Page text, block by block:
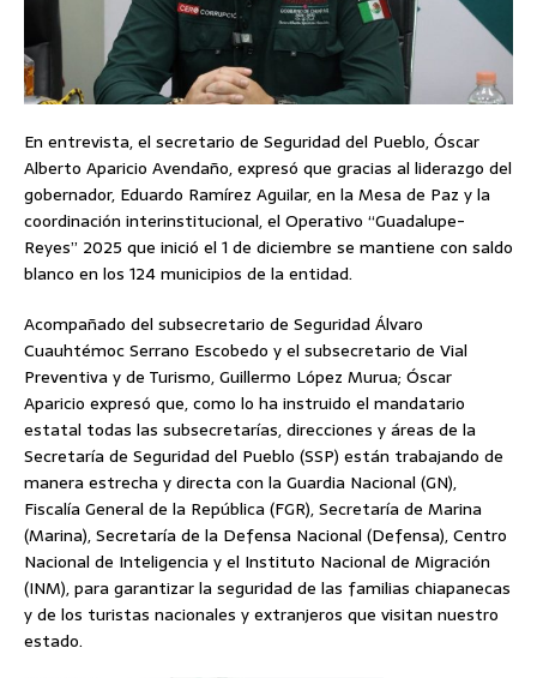
En entrevista, el secretario de Seguridad del Pueblo, Óscar
Alberto Aparicio Avendaño, expresó que gracias al liderazgo del
gobernador, Eduardo Ramírez Aguilar, en la Mesa de Paz y la
coordinación interinstitucional, el Operativo “Guadalupe-
Reyes” 2025 que inició el 1 de diciembre se mantiene con saldo
blanco en los 124 municipios de la entidad.
Acompañado del subsecretario de Seguridad Álvaro
Cuauhtémoc Serrano Escobedo y el subsecretario de Vial
Preventiva y de Turismo, Guillermo López Murua; Óscar
Aparicio expresó que, como lo ha instruido el mandatario
estatal todas las subsecretarías, direcciones y áreas de la
Secretaría de Seguridad del Pueblo (SSP) están trabajando de
manera estrecha y directa con la Guardia Nacional (GN),
Fiscalía General de la República (FGR), Secretaría de Marina
(Marina), Secretaría de la Defensa Nacional (Defensa), Centro
Nacional de Inteligencia y el Instituto Nacional de Migración
(INM), para garantizar la seguridad de las familias chiapanecas
y de los turistas nacionales y extranjeros que visitan nuestro
estado.